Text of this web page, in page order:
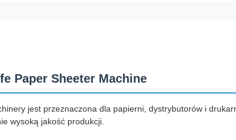
Paper Sheeter Machine
jest przeznaczona dla papierni, dystrybutorów i
wysoką jakość produkcji.